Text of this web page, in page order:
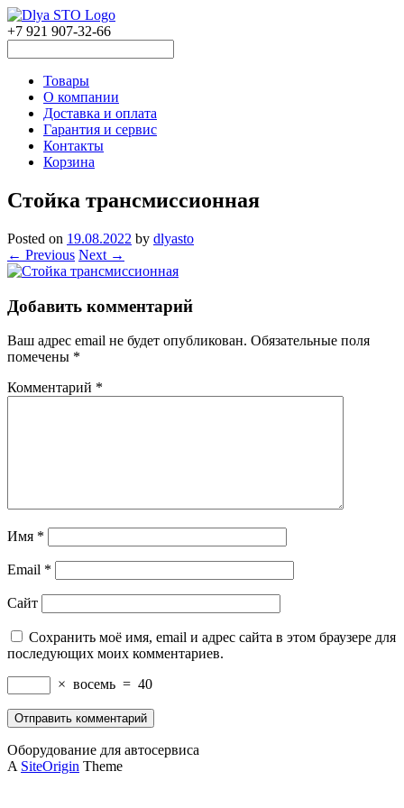
+7 921 907-32-66
Товары
О компании
Доставка и оплата
Гарантия и сервис
Контакты
Корзина
Стойка трансмиссионная
Posted on 19.08.2022 by dlyasto
← Previous Next →
Добавить комментарий
Ваш адрес email не будет опубликован. Обязательные поля
помечены *
Комментарий *
Имя *
Email *
Сайт
Сохранить моё имя, email и адрес сайта в этом браузере для
последующих моих комментариев.
× восемь = 40
Оборудование для автосервиса
A SiteOrigin Theme